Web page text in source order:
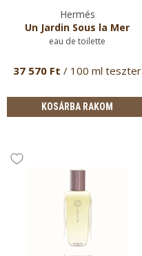
Hermés
Un Jardin Sous la Mer
eau de toilette
37 570 Ft / 100 ml teszter
KOSÁRBA RAKOM